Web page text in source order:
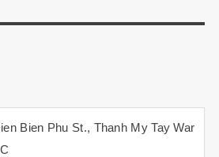
Bien Phu St., Thanh My Tay War